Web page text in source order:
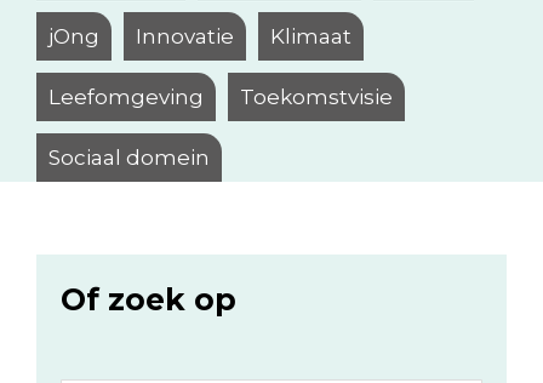
jOng Innovatie Klimaat
Leefomgeving Toekomstvisie
Sociaal domein
Of zoek op